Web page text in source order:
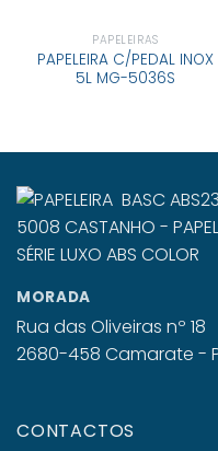
PAPELEIRAS
PAPELEIRA C/PEDAL INOX
5L MG-5036S
MORADA
Rua das Oliveiras nº 18
2680-458 Camarate -
CONTACTOS